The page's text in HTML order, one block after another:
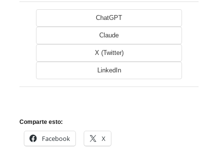
ChatGPT
Claude
X (Twitter)
LinkedIn
Comparte esto:
Facebook X